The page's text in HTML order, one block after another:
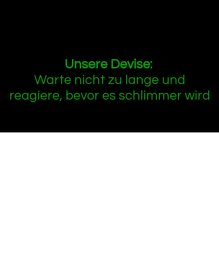
Unsere Devise:
Warte nicht zu lange und
reagiere, bevor es schlimmer wird